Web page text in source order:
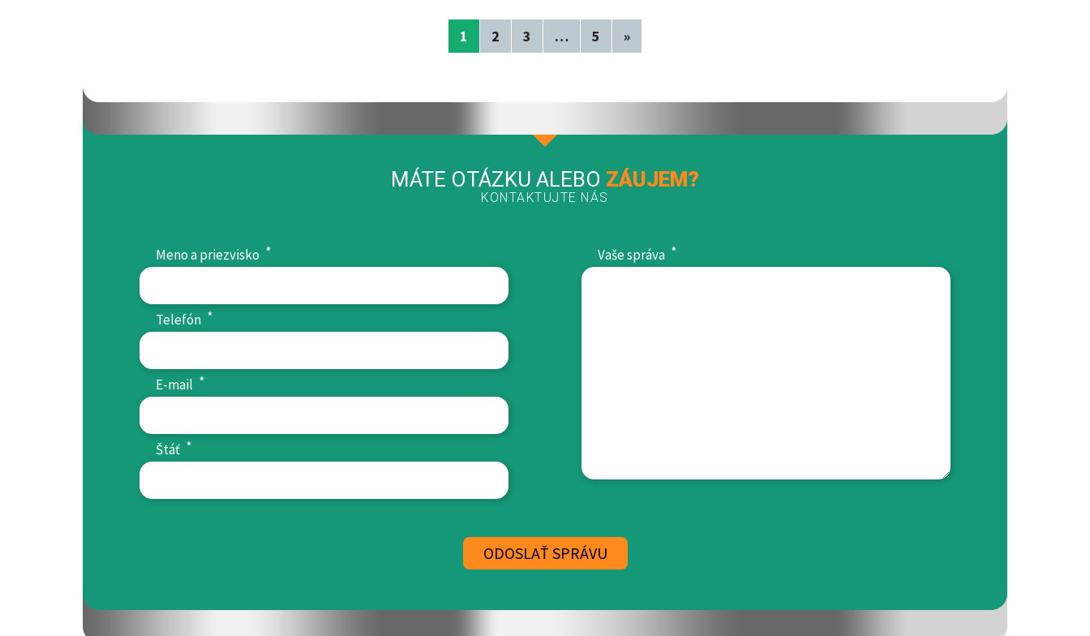
1 2 3 … 5 »
MÁTE OTÁZKU ALEBO ZÁUJEM?
KONTAKTUJTE NÁS
Meno a priezvisko *
Telefón *
E-mail *
Štáť *
Vaše správa *